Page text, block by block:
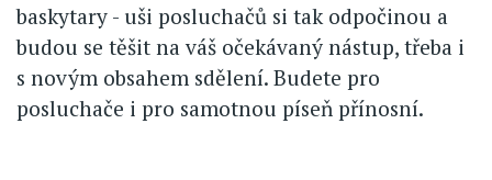
baskytary - uši posluchačů si tak odpočinou a
budou se těšit na váš očekávaný nástup, třeba i
s novým obsahem sdělení. Budete pro
posluchače i pro samotnou píseň přínosní.